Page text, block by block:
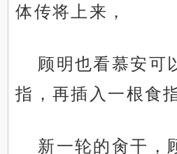
体传将上来，
顾明也看慕安可
指，再插入一根食
新一轮的肏干，